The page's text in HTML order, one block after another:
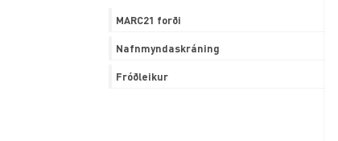
MARC21 forði
Nafnmyndaskráning
Fróðleikur